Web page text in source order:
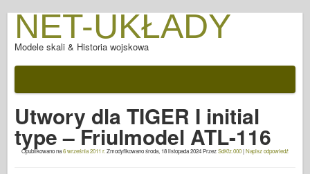
NET-UKŁADY
Modele skali & Historia wojskowa
Po bitwie
Broń AFV
Osia Sojusznicza
Utwory dla TIGER I initial
type – Friulmodel ATL-116
Opublikowano na6 września 2011 r. Zmodyfikowanośroda, 18 listopada 2024PrzezSdKfz.000|Napisz odpowiedź